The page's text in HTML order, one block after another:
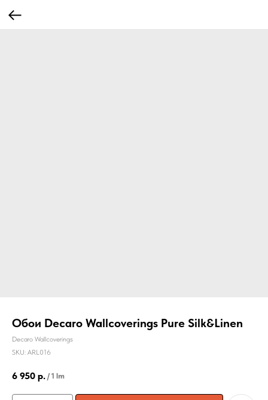
Обои Decaro Wallcoverings Pure Silk&Linen
Decaro Wallcoverings
SKU: ARL016
6 950 р. / 1 lm